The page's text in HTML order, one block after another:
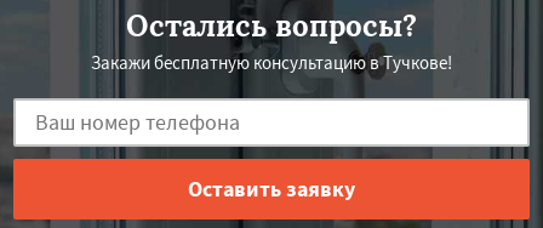
Остались вопросы?
Закажи бесплатную консультацию в Тучкове!